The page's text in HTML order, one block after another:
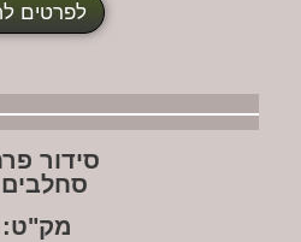
לפרטים לחצו כאן
סידור פרחי משי
סחלבים עשיר
מק"ט: 104